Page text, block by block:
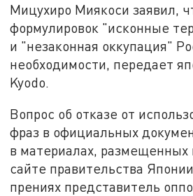
Мицухиро Миякоси заявил,
формулировок "исконные
и "незаконная оккупация"
необходимости, передает
Kyodo.
Вопрос об отказе от
фраз в официальных
в материалах,
сайте правительства
прениях представитель